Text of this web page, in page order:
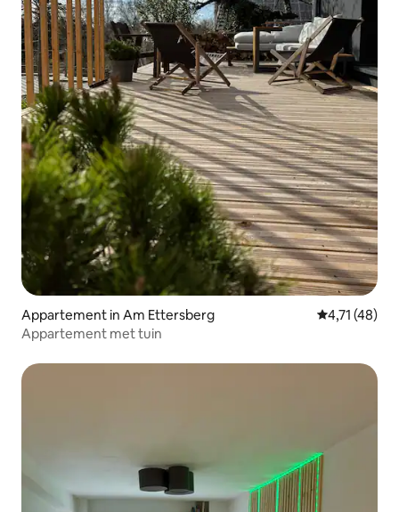
Appartement in Am Ettersberg Gemiddelde
4,71 (48)
Appartement met tuin